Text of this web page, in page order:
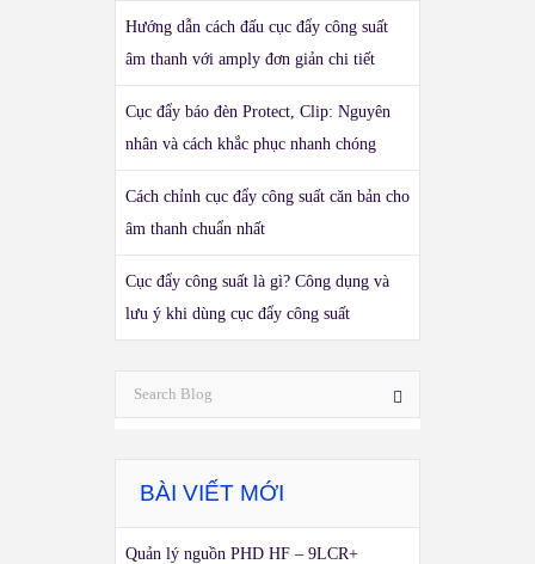
Hướng dẫn cách đấu cục đẩy công suất
âm thanh với amply đơn giản chi tiết
Cục đẩy báo đèn Protect, Clip: Nguyên
nhân và cách khắc phục nhanh chóng
Cách chỉnh cục đẩy công suất căn bản cho
âm thanh chuẩn nhất
Cục đẩy công suất là gì? Công dụng và
lưu ý khi dùng cục đẩy công suất
BÀI VIẾT MỚI
Quản lý nguồn PHD HF – 9LCR+